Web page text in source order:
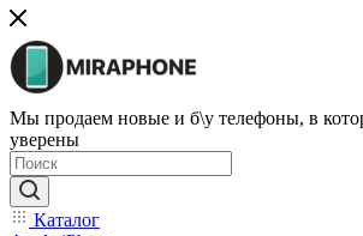
Мы продаем новые и б\у телефоны, в
уверены
Каталог